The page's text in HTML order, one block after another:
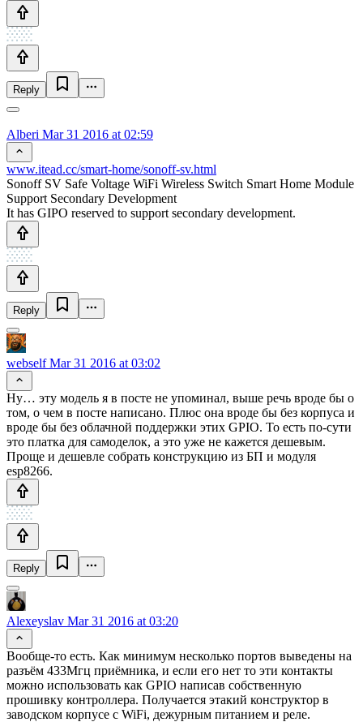
Reply
Alberi Mar 31 2016 at 02:59
www.itead.cc/smart-home/sonoff-sv.html
Sonoff SV Safe Voltage WiFi Wireless Switch Smart Home Module
Support Secondary Development
It has GIPO reserved to support secondary development.
Reply
webselfMar 31 2016 at 03:02
Ну… эту модель я в посте не упоминал, выше речь вроде бы о
том, о чем в посте написано. Плюс она вроде бы без корпуса и
вроде бы без облачной поддержки этих GPIO. То есть по-сути
это платка для самоделок, а это уже не кажется дешевым.
Проще и дешевле собрать конструкцию из БП и модуля
esp8266.
Reply
Alexeyslav Mar 31 2016 at 03:20
Вообще-то есть. Как минимум несколько портов выведены на
разъём 433Мгц приёмника, и если его нет то эти контакты
можно использовать как GPIO написав собственную
прошивку контроллера. Получается этакий конструктор в
заводском корпусе с WiFi, дежурным питанием и реле.